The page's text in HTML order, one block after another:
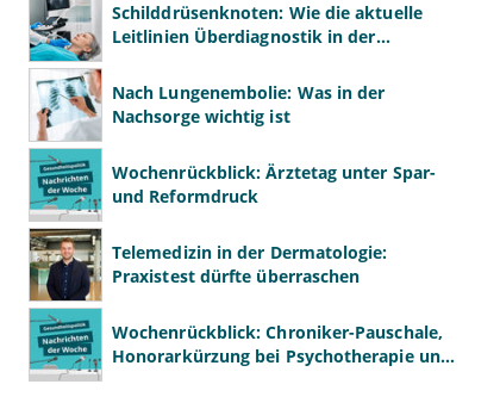
Schilddrüsenknoten: Wie die aktuelle
Leitlinien Überdiagnostik in der
Nach Lungenembolie: Was in der
Nachsorge wichtig ist
Wochenrückblick: Ärztetag unter Spar-
und Reformdruck
Telemedizin in der Dermatologie:
Praxistest dürfte überraschen
Wochenrückblick: Chroniker-Pauschale,
Honorarkürzung bei Psychotherapie und